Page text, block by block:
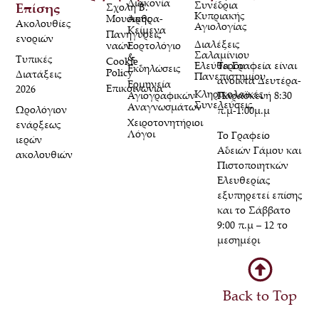
Τα Γραφεία είναι
ανοικτά Δευτέρα-
Παρασκευή 8:30
π.μ-1:00μ.μ
Το Γραφείο
Αδειών Γάμου και
Πιστοποιητκών
Ελευθερίας
εξυπηρετεί επίσης
και το Σάββατο
9:00 π.μ – 12 το
μεσημέρι
Back to Top
Σχολή Β.
Μουσικής
Πανηγύρεις
ναών
Cookie
Policy
Επικοινωνία
Άρθρα-
Κείμενα
Εορτολόγιο
&
Εκδηλώσεις
Ερμηνεία
Αγιογραφικών
Αναγνωσμάτων
Χειροτονητήριοι
Λόγοι
Επίσης
Ακολουθίες
ενοριών
Τυπικές
Διατάξεις
2026
Ωρολόγιον
ενάρξεως
ιερών
ακολουθιών
Συνέδρια
Κυπριακής
Αγιολογίας
Διαλέξεις
Σαλαμίνιου
Ελεύθερου
Πανεπιστημίου
Κληρικολαϊκές
Συνελεύσεις